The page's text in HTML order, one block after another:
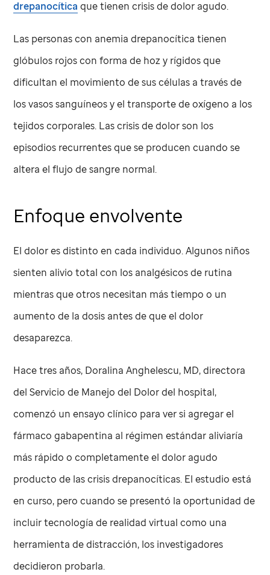
drepanocítica que tienen crisis de dolor agudo.
Las personas con anemia drepanocítica tienen
glóbulos rojos con forma de hoz y rígidos que
dificultan el movimiento de sus células a través de
los vasos sanguíneos y el transporte de oxígeno a los
tejidos corporales. Las crisis de dolor son los
episodios recurrentes que se producen cuando se
altera el flujo de sangre normal.
Enfoque envolvente
El dolor es distinto en cada individuo. Algunos niños
sienten alivio total con los analgésicos de rutina
mientras que otros necesitan más tiempo o un
aumento de la dosis antes de que el dolor
desaparezca.
Hace tres años, Doralina Anghelescu, MD, directora
del Servicio de Manejo del Dolor del hospital,
comenzó un ensayo clínico para ver si agregar el
fármaco gabapentina al régimen estándar aliviaría
más rápido o completamente el dolor agudo
producto de las crisis drepanocíticas. El estudio está
en curso, pero cuando se presentó la oportunidad de
incluir tecnología de realidad virtual como una
herramienta de distracción, los investigadores
decidieron probarla.